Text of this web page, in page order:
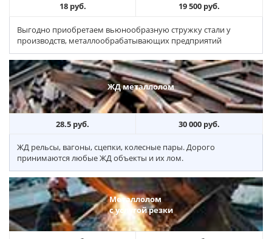
18 руб. 19 500 руб.
Выгодно приобретаем вьюнообразную стружку стали у
производств, металлообрабатывающих предприятий
ЖД металлолом
28.5 руб. 30 000 руб.
ЖД рельсы, вагоны, сцепки, колесные пары. Дорого
принимаются любые ЖД объекты и их лом.
Металлолом
с услугой резки